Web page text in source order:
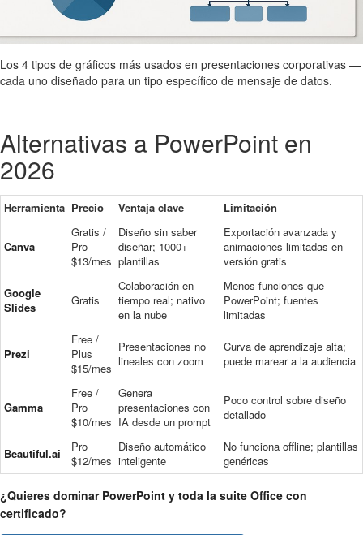
Los 4 tipos de gráficos más usados en presentaciones corporativas —
cada uno diseñado para un tipo específico de mensaje de datos.
Alternativas a PowerPoint en
2026
Herramienta Precio Ventaja clave Limitación
Canva
Gratis /
Pro
$13/mes
Diseño sin saber
diseñar; 1000+
plantillas
Exportación avanzada y
animaciones limitadas en
versión gratis
Google
Slides
Gratis
Colaboración en
tiempo real; nativo
en la nube
Menos funciones que
PowerPoint; fuentes
limitadas
Prezi
Free /
Plus
$15/mes
Presentaciones no
lineales con zoom
Curva de aprendizaje alta;
puede marear a la audiencia
Gamma
Free /
Pro
$10/mes
Genera
presentaciones con
IA desde un prompt
Poco control sobre diseño
detallado
Beautiful.ai
Pro
$12/mes
Diseño automático
inteligente
No funciona offline; plantillas
genéricas
¿Quieres dominar PowerPoint y toda la suite Office con
certificado?